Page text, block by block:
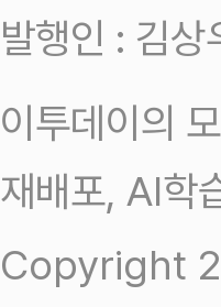
발행인 : 김
이투데이의
재배포, AI학
Copyright